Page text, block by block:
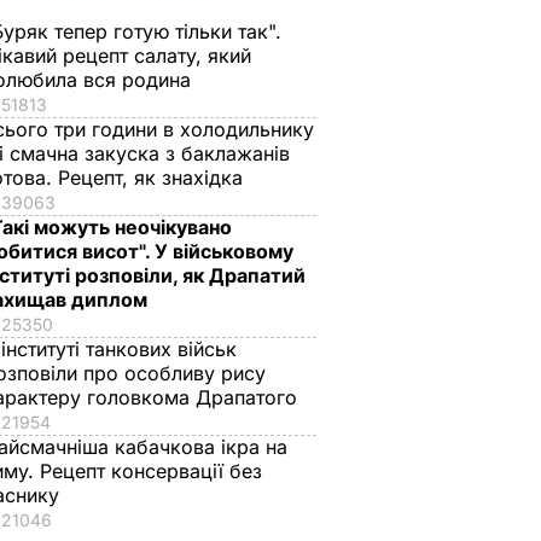
–
тепер готую тільки так".
рецепт салату, який
вся родина
51813
три години в холодильнику
смачна закуска з баклажанів
Рецепт, як знахідка
39063
можуть неочікувано
висот". У військовому
розповіли, як Драпатий
диплом
25350
танкових військ
про особливу рису
головкома Драпатого
21954
кабачкова ікра на
Рецепт консервації без
21046